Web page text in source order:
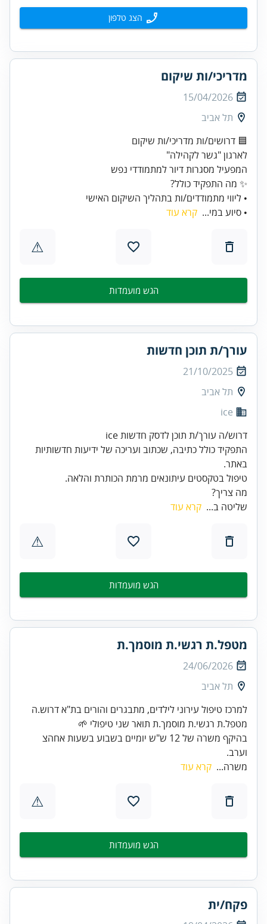
הצג טלפון
מדריכי/ות שיקום
15/04/2026
תל אביב
• ליווי מתמודדים/ות בתהליך השיקום האישי
• סיוע במי... קרא עוד
⚠
הגש מועמדות
עורך/ת תוכן חדשות
21/10/2025
תל אביב
ice
התפקיד כולל כתיבה, שכתוב ועריכה של ידיעות חדשותיות
טיפול בטקסטים עיתונאים מרמת הכותרת והלאה.
מה צריך?
שליטה ב... קרא עוד
⚠
הגש מועמדות
מטפל.ת רגשי.ת מוסמך.ת
24/06/2026
תל אביב
למרכז טיפול עירוני לילדים, מתבגרים והורים בת"א דרוש.ה
בהיקף משרה של 12 ש"ש יומיים בשבוע בשעות אחהצ
וערב.
משרה... קרא עוד
⚠
הגש מועמדות
פקח/ית